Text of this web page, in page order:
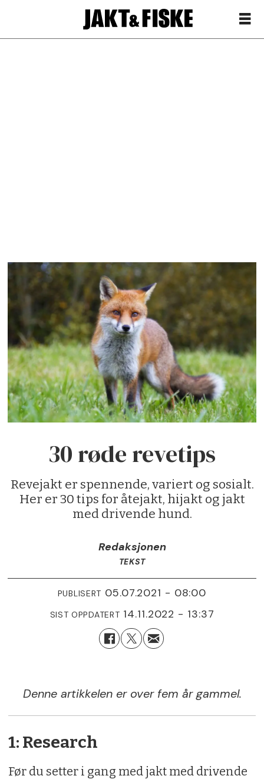
30 røde revetips
Revejakt er spennende, variert og sosialt.
Her er 30 tips for åtejakt, hijakt og jakt
med drivende hund.
Redaksjonen
TEKST
PUBLISERT 05.07.2021 - 08:00
SIST OPPDATERT 14.11.2022 - 13:37
Denne artikkelen er over fem år gammel.
1: Research
Før du setter i gang med jakt med drivende